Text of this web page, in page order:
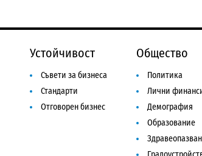
Устойчивост
Съвети за бизнеса
Стандарти
Отговорен бизнес
Общество
Политика
Лични
Демография
Образование